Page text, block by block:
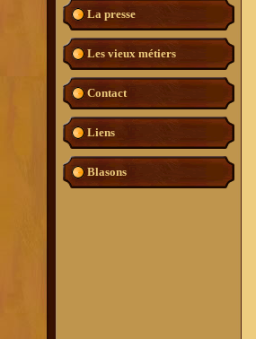
La presse
Les vieux métiers
Contact
Liens
Blasons